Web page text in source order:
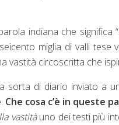
indiana che significa
miglia di valli
vastità circoscritta che
di diario inviato a
Che cosa c’è in queste
vastitàuno dei testi più